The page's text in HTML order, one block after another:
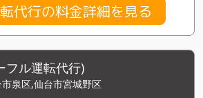
代行の料金詳細を見る
フル運転代行)
泉区,仙台市宮城野区